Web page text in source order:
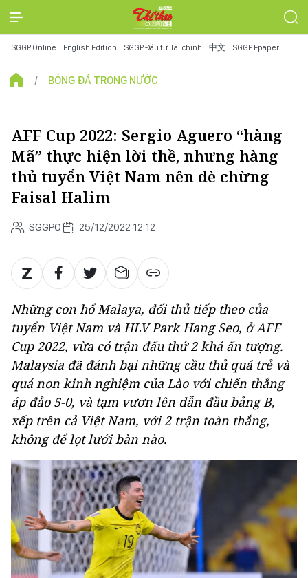
SGGP Online English Edition SGGP Đầu tư Tài chính 中文 SGGP Epaper
BÓNG ĐÁ TRONG NƯỚC
AFF Cup 2022: Sergio Aguero “hàng
Mã” thực hiện lời thề, nhưng hàng
thủ tuyển Việt Nam nên dè chừng
Faisal Halim
SGGPO 25/12/2022 12:12
Những con hổ Malaya, đối thủ tiếp theo của
tuyển Việt Nam và HLV Park Hang Seo, ở AFF
Cup 2022, vừa có trận đấu thứ 2 khá ấn tượng.
Malaysia đã đánh bại những cầu thủ quá trẻ và
quá non kinh nghiệm của Lào với chiến thắng
áp đảo 5-0, và tạm vươn lên dẫn đầu bảng B,
xếp trên cả Việt Nam, với 2 trận toàn thắng,
không để lọt lưới bàn nào.